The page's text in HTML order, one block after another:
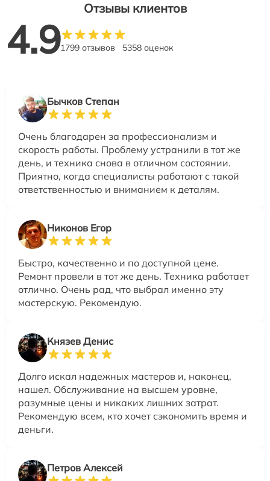
Отзывы клиентов
4.91799 отзывов 5358 оценок
Бычков Степан
Очень благодарен за профессионализм и
скорость работы. Проблему устранили в тот же
день, и техника снова в отличном состоянии.
Приятно, когда специалисты работают с такой
ответственностью и вниманием к деталям.
Никонов Егор
Быстро, качественно и по доступной цене.
Ремонт провели в тот же день. Техника работает
отлично. Очень рад, что выбрал именно эту
мастерскую. Рекомендую.
Князев Денис
Долго искал надежных мастеров и, наконец,
нашел. Обслуживание на высшем уровне,
разумные цены и никаких лишних затрат.
Рекомендую всем, кто хочет сэкономить время и
деньги.
Петров Алексей